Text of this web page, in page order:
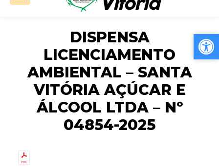
DISPENSA
LICENCIAMENTO
AMBIENTAL – SANTA
VITÓRIA AÇÚCAR E
ÁLCOOL LTDA – Nº
04854-2025